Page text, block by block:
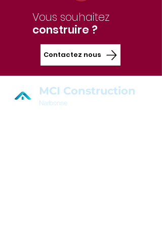
Vous souhaitez
construire ?
Contactez nous
MCI Construction
Narbonne